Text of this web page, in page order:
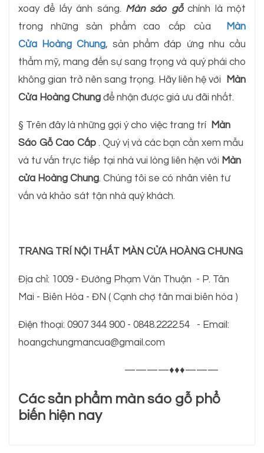
xoay để lấy ánh sáng. Màn sáo gỗchính là một
trong những sản phẩm cao cấp của
Màn
Cửa Hoàng Chung, sản phẩm đáp ứng nhu cầu
thẩm mỹ, mang đến sự sang trọng và quý phái cho
không gian trở nên sang trọng. Hãy liên hệ với
Màn
Cửa Hoàng Chung để nhận được giá ưu đãi nhất.
§ Trên đây là những gợi ý cho việc trang trí
Màn
Sáo Gỗ Cao Cấp . Quý vị và các bạn cần xem mẫu
và tư vấn trực tiếp tại nhà vui lòng liên hện với Màn
cửa Hoàng Chung. Chúng tôi se có nhân viên tư
vấn và khảo sát tận nhà quý khách.
TRANG TRÍ NỘI THẤT MÀN CỬA HOÀNG CHUNG
Địa chỉ: 1009 - Đường Phạm Văn Thuận - P. Tân
Mai - Biên Hòa - ĐN ( Cạnh chợ tân mai biên hòa )
Điện thoại: 0907 344 900 - 0848.2222.54 - Email:
hoangchungmancua@gmail.com
————♦♦♦———
Các sản phẩm màn sáo gỗ phổ
biến hiện nay